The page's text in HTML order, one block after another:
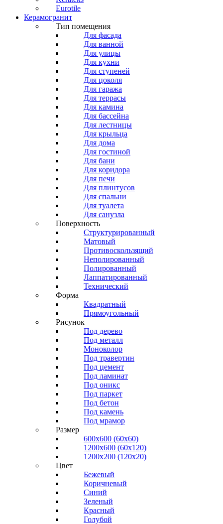
Eurotile
Керамогранит
Тип помещения
Для фасада
Для ванной
Для улицы
Для кухни
Для ступеней
Для цоколя
Для гаража
Для террасы
Для камина
Для бассейна
Для лестницы
Для крыльца
Для дома
Для гостиной
Для бани
Для коридора
Для печи
Для плинтусов
Для спальни
Для туалета
Для санузла
Поверхность
Структурированный
Матовый
Противоскользящий
Неполированный
Полированный
Лаппатированный
Технический
Форма
Квадратный
Прямоугольный
Рисунок
Под дерево
Под металл
Моноколор
Под травертин
Под цемент
Под ламинат
Под оникс
Под паркет
Под бетон
Под камень
Под мрамор
Размер
600х600 (60х60)
1200х600 (60х120)
1200х200 (120x20)
Цвет
Бежевый
Коричневый
Синий
Зеленый
Красный
Голубой